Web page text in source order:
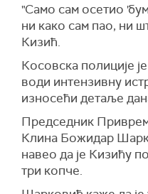
"Само сам осетио
ни како сам пао, ни
Кизић.
Косовска полиције
води интензивну
износећи детаље
Председник
Клина Божидар
навео да је Кизићу
три копче.